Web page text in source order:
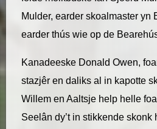
Mulder, earder skoalmaster yn
earder thús wie op de
Kanadeeske Donald Owen,
stazjêr en daliks al in kapotte
Willem en Aaltsje help helle
Seelân dy’t in stikkende skonk